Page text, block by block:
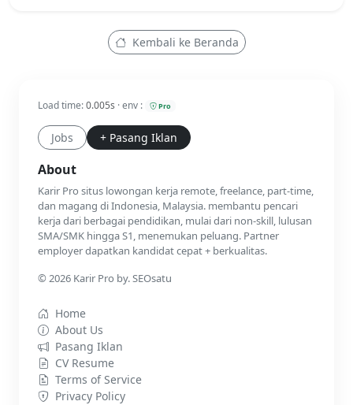
Kembali ke Beranda
Load time:0.005s · env : Pro
Jobs + Pasang Iklan
About
Karir Pro situs lowongan kerja remote, freelance, part-time,
dan magang di Indonesia, Malaysia. membantu pencari
kerja dari berbagai pendidikan, mulai dari non-skill, lulusan
SMA/SMK hingga S1, menemukan peluang. Partner
employer dapatkan kandidat cepat + berkualitas.
© 2026 Karir Pro by. SEOsatu
Home
About Us
Pasang Iklan
CV Resume
Terms of Service
Privacy Policy